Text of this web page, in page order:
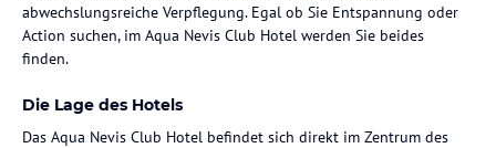
abwechslungsreiche Verpflegung. Egal ob Sie Entspannung oder
Action suchen, im Aqua Nevis Club Hotel werden Sie beides
finden.
Die Lage des Hotels
Das Aqua Nevis Club Hotel befindet sich direkt im Zentrum des